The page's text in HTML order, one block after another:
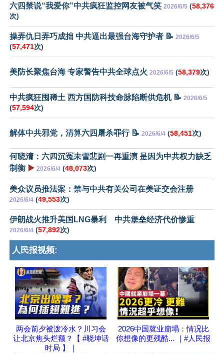
六四禁说“我爱你”中共疯狂监控网友被气笑 2026/6/5 (58,376
次)
操弄仇日弄巧成拙 中共逼出最强台海守护者 📝 2026/6/5
(57,471次)
美防长聚焦台海 专家警告中共全球点火 2026/6/5 (58,379次)
中共疯狂囤稀土 西方国防科技命脉陷断供危机 📝 2026/6/5
(57,594次)
解体中共邪党，清算六四屠杀罪行 📝 2026/6/4 (58,451次)
何晓清：六四沉冤未雪悲剧一再重演 是因为中共权力缺乏
制衡 ▶️ 2026/6/4 (48,073次)
美众议员推法案：禁与中共有关公司在美证交会注册
2026/6/4 (49,553次)
伊朗战火推升美国LNG暴利 中共堡垒经济代价惨重
2026/6/4 (57,892次)
人民报视频:
两会前夕被泼冷水？川习会
让北京焦头烂额？【 #晓坤话
时局 】｜
2026中国就业崩塌：情况比
你想像的更残酷... ｜#人民报